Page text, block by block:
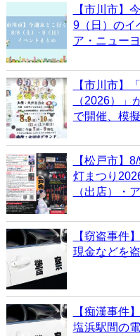
【市川市】
9（日）のイ
ア・ニュー
【市川市】
（2026）」
で開催、模
【松戸市】
灯まつり
（出店）・
【窃盗事件
現金などを
【痴漢事件
塩浜駅間の